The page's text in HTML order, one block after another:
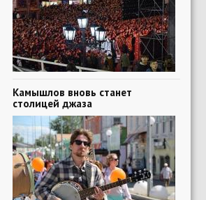
Камышлов вновь станет
столицей джаза